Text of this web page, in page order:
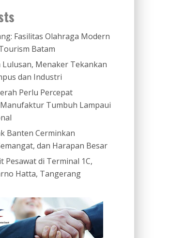
Fasilitas Olahraga Modern
Batam
Lulusan, Menaker Tekankan
dan Industri
Perlu Percepat
Tumbuh Lampaui
Banten Cerminkan
dan Harapan Besar
Pesawat di Terminal 1C,
Hatta, Tangerang